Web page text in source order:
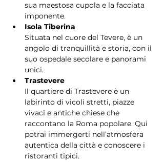
sua maestosa cupola e la facciata
imponente.
Isola Tiberina
Situata nel cuore del Tevere, è un
angolo di tranquillità e storia, con il
suo ospedale secolare e panorami
unici.
Trastevere
Il quartiere di Trastevere è un
labirinto di vicoli stretti, piazze
vivaci e antiche chiese che
raccontano la Roma popolare. Qui
potrai immergerti nell’atmosfera
autentica della città e conoscere i
ristoranti tipici.